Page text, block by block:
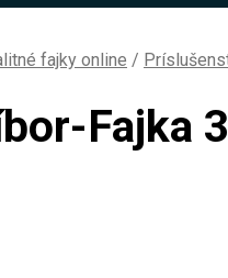
fajky online /
Fajka